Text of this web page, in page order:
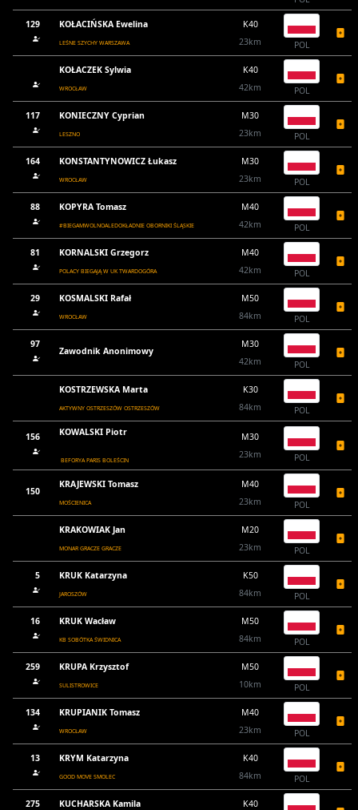
129 KOŁACIŃSKA Ewelina
LEŚNE SZYCHY WARSZAWA
K40
23km
POL
KOŁACZEK Sylwia
WROCŁAW
K40
42km
POL
117 KONIECZNY Cyprian
LESZNO
M30
23km
POL
164 KONSTANTYNOWICZ Łukasz
WROCŁAW
M30
23km
POL
88 KOPYRA Tomasz
#BIEGAMWOLNOALEDOKŁADNIE OBORNIKI ŚLĄSKIE
M40
42km
POL
81 KORNALSKI Grzegorz
POLACY BIEGAJĄ W UK TWARDOGÓRA
M40
42km
POL
29 KOSMALSKI Rafał
WROCŁAW
M50
84km
POL
97
Zawodnik Anonimowy
M30
42km
POL
KOSTRZEWSKA Marta
AKTYWNY OSTRZESZÓW OSTRZESZÓW
K30
84km
POL
156 KOWALSKI Piotr
BEFORYA PARIS BOLEŚCIN
M30
23km
POL
150
KRAJEWSKI Tomasz
MOŚCIENICA
M40
23km
POL
KRAKOWIAK Jan
MONAR GRACZE GRACZE
M20
23km
POL
5 KRUK Katarzyna
JAROSZÓW
K50
84km
POL
16 KRUK Wacław
KB SOBÓTKA ŚWIDNICA
M50
84km
POL
259 KRUPA Krzysztof
SULISTROWICE
M50
10km
POL
134 KRUPIANIK Tomasz
WROCŁAW
M40
23km
POL
13 KRYM Katarzyna
GOOD MOVE SMOLEC
K40
84km
POL
275 KUCHARSKA Kamila
K40